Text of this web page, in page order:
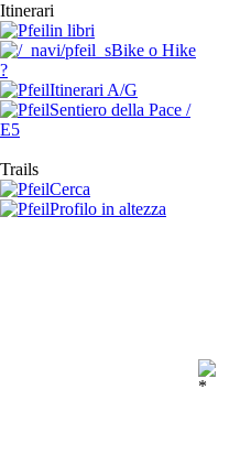
Itinerari
in libri
Bike o Hike
?
Itinerari A/G
Sentiero della Pace /
E5
Trails
Cerca
Profilo in altezza